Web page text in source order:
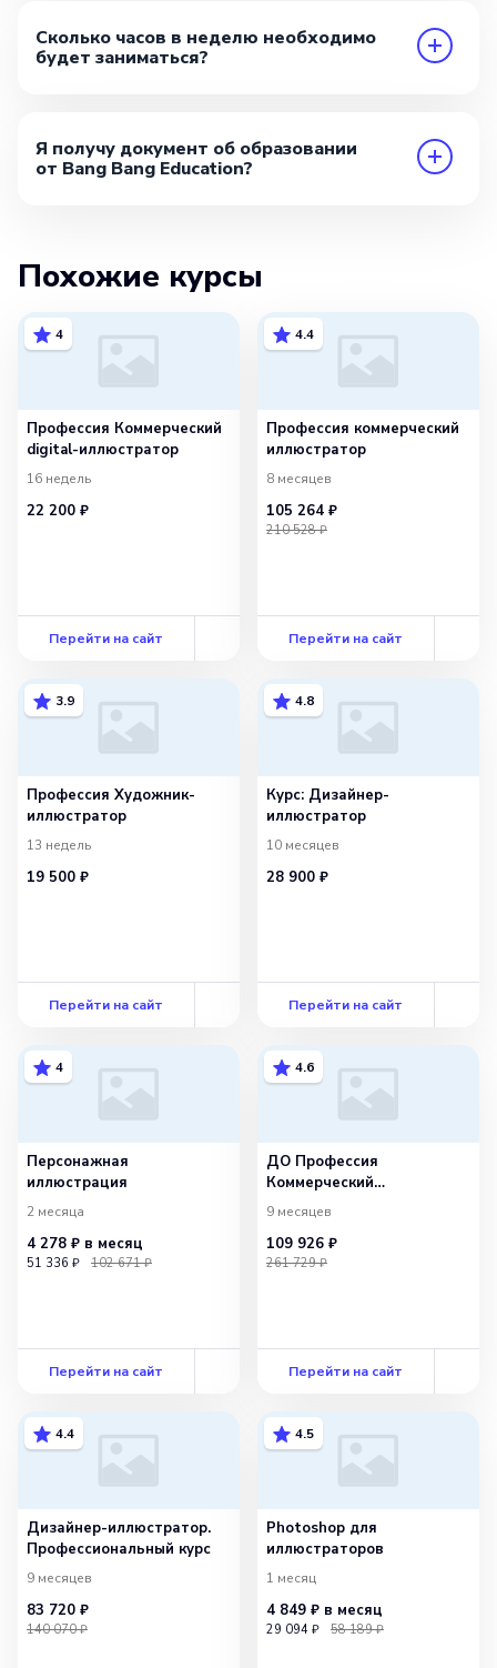
Сколько часов в неделю необходимо
будет заниматься?
Я получу документ об образовании
от Bang Bang Education?
Похожие курсы
4
Профессия Коммерческий
digital-иллюстратор
16 недель
22 200 ₽
Перейти на сайт
4.4
Профессия коммерческий
иллюстратор
8 месяцев
105 264 ₽
210 528 ₽
Перейти на сайт
3.9
Профессия Художник-
иллюстратор
13 недель
19 500 ₽
Перейти на сайт
4.8
Курс: Дизайнер-
иллюстратор
10 месяцев
28 900 ₽
Перейти на сайт
4
Персонажная
иллюстрация
2 месяца
4 278 ₽ в месяц
51 336 ₽ 102 671 ₽
Перейти на сайт
4.6
ДО Профессия
Коммерческий
иллюстратор 2.0
9 месяцев
109 926 ₽
261 729 ₽
Перейти на сайт
4.4
Дизайнер-иллюстратор.
Профессиональный курс
9 месяцев
83 720 ₽
140 070 ₽
4.5
Photoshop для
иллюстраторов
1 месяц
4 849 ₽ в месяц
29 094 ₽ 58 189 ₽